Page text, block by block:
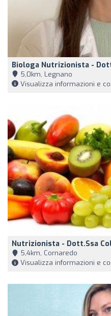
Biologa Nutrizionista -
5,0km, Legnano
Visualizza informazioni e
Nutrizionista - Dott.ssa
5,4km, Cornaredo
Visualizza informazioni e